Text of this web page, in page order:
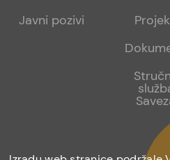
Javni pozivi